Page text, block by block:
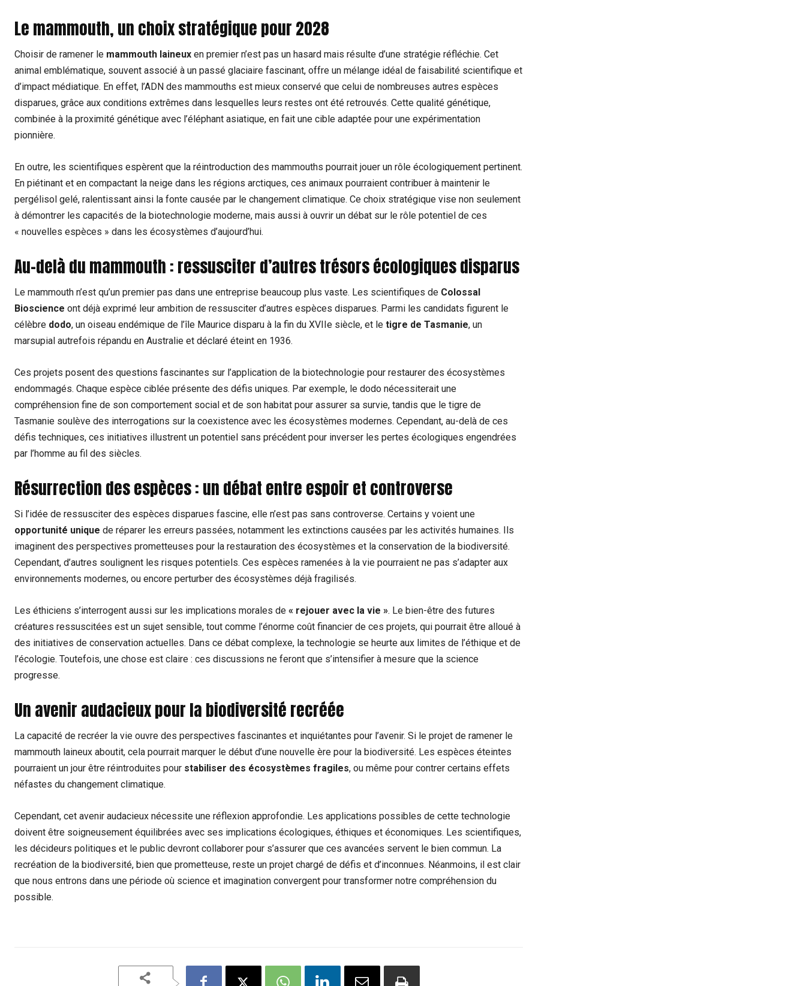
Le mammouth, un choix stratégique pour 2028
Choisir de ramener le mammouth laineux en premier n’est pas un hasard mais résulte d’une stratégie réfléchie. Cet
animal emblématique, souvent associé à un passé glaciaire fascinant, offre un mélange idéal de faisabilité scientifique et
d’impact médiatique. En effet, l’ADN des mammouths est mieux conservé que celui de nombreuses autres espèces
disparues, grâce aux conditions extrêmes dans lesquelles leurs restes ont été retrouvés. Cette qualité génétique,
combinée à la proximité génétique avec l’éléphant asiatique, en fait une cible adaptée pour une expérimentation
pionnière.
En outre, les scientifiques espèrent que la réintroduction des mammouths pourrait jouer un rôle écologiquement pertinent.
En piétinant et en compactant la neige dans les régions arctiques, ces animaux pourraient contribuer à maintenir le
pergélisol gelé, ralentissant ainsi la fonte causée par le changement climatique. Ce choix stratégique vise non seulement
à démontrer les capacités de la biotechnologie moderne, mais aussi à ouvrir un débat sur le rôle potentiel de ces
« nouvelles espèces » dans les écosystèmes d’aujourd’hui.
Au-delà du mammouth : ressusciter d’autres trésors écologiques disparus
Le mammouth n’est qu’un premier pas dans une entreprise beaucoup plus vaste. Les scientifiques de Colossal
Bioscience ont déjà exprimé leur ambition de ressusciter d’autres espèces disparues. Parmi les candidats figurent le
célèbre dodo, un oiseau endémique de l’île Maurice disparu à la fin du XVIIe siècle, et le tigre de Tasmanie, un
marsupial autrefois répandu en Australie et déclaré éteint en 1936.
Ces projets posent des questions fascinantes sur l’application de la biotechnologie pour restaurer des écosystèmes
endommagés. Chaque espèce ciblée présente des défis uniques. Par exemple, le dodo nécessiterait une
compréhension fine de son comportement social et de son habitat pour assurer sa survie, tandis que le tigre de
Tasmanie soulève des interrogations sur la coexistence avec les écosystèmes modernes. Cependant, au-delà de ces
défis techniques, ces initiatives illustrent un potentiel sans précédent pour inverser les pertes écologiques engendrées
par l’homme au fil des siècles.
Résurrection des espèces : un débat entre espoir et controverse
Si l’idée de ressusciter des espèces disparues fascine, elle n’est pas sans controverse. Certains y voient une
opportunité unique de réparer les erreurs passées, notamment les extinctions causées par les activités humaines. Ils
imaginent des perspectives prometteuses pour la restauration des écosystèmes et la conservation de la biodiversité.
Cependant, d’autres soulignent les risques potentiels. Ces espèces ramenées à la vie pourraient ne pas s’adapter aux
environnements modernes, ou encore perturber des écosystèmes déjà fragilisés.
Les éthiciens s’interrogent aussi sur les implications morales de « rejouer avec la vie ». Le bien-être des futures
créatures ressuscitées est un sujet sensible, tout comme l’énorme coût financier de ces projets, qui pourrait être alloué à
des initiatives de conservation actuelles. Dans ce débat complexe, la technologie se heurte aux limites de l’éthique et de
l’écologie. Toutefois, une chose est claire : ces discussions ne feront que s’intensifier à mesure que la science
progresse.
Un avenir audacieux pour la biodiversité recréée
La capacité de recréer la vie ouvre des perspectives fascinantes et inquiétantes pour l’avenir. Si le projet de ramener le
mammouth laineux aboutit, cela pourrait marquer le début d’une nouvelle ère pour la biodiversité. Les espèces éteintes
pourraient un jour être réintroduites pour stabiliser des écosystèmes fragiles, ou même pour contrer certains effets
néfastes du changement climatique.
Cependant, cet avenir audacieux nécessite une réflexion approfondie. Les applications possibles de cette technologie
doivent être soigneusement équilibrées avec ses implications écologiques, éthiques et économiques. Les scientifiques,
les décideurs politiques et le public devront collaborer pour s’assurer que ces avancées servent le bien commun. La
recréation de la biodiversité, bien que prometteuse, reste un projet chargé de défis et d’inconnues. Néanmoins, il est clair
que nous entrons dans une période où science et imagination convergent pour transformer notre compréhension du
possible.